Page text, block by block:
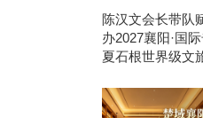
陈汉文会长带队
办2027襄阳·国
夏石根世界级文